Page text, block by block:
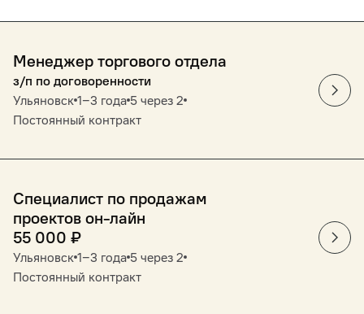
Менеджер торгового отдела
з/п по договоренности
Ульяновск 1‒3 года 5 через 2
Постоянный контракт
Специалист по продажам
проектов он-лайн
55 000 ₽
Ульяновск 1‒3 года 5 через 2
Постоянный контракт